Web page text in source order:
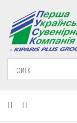
Первая